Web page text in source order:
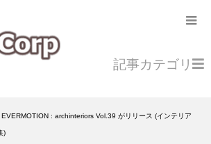
EVERMOTION : archinteriors Vol.39 がリリース (インテリア
)
記事カテゴリ